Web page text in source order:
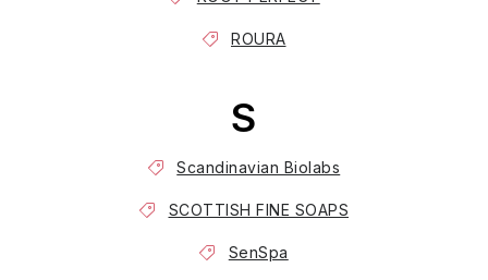
ROURA
S
Scandinavian Biolabs
SCOTTISH FINE SOAPS
SenSpa